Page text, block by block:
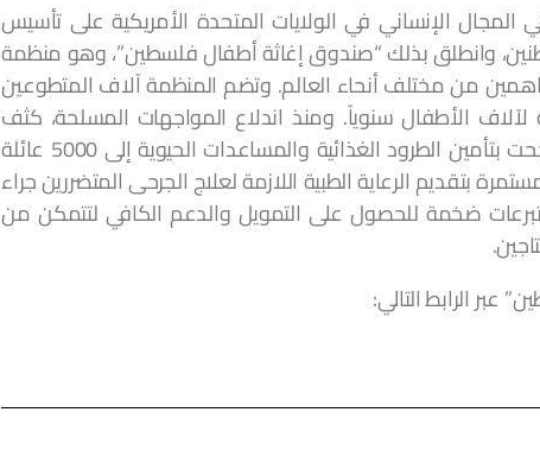
في المجال الإنساني في الولايات المتحدة الأمريكية على تأسيس
وانطلق بذلك “صندوق إغاثة أطفال فلسطين”، وهو منظمة
من مختلف أنحاء العالم. وتضم المنظمة آلاف المتطوعين
لآلاف الأطفال سنوياً. ومنذ اندلاع المواجهات المسلحة، كثف
الصندوق جهوده لإنشاء مبادرة عاجلة ونجحت بتأمين الطرود الغذائية والمساعدات الحيوية إلى 5000 عائلة
بتقديم الرعاية الطبية اللازمة لعلاج الجرحى المتضررين جراء
تبرعات ضخمة للحصول على التمويل والدعم الكافي لتتمكن من
عبر الرابط التالي: